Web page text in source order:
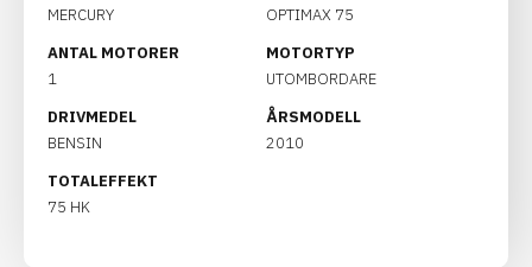
MERCURY
OPTIMAX 75
ANTAL MOTORER
1
MOTORTYP
UTOMBORDARE
DRIVMEDEL
BENSIN
ÅRSMODELL
2010
TOTALEFFEKT
75 HK